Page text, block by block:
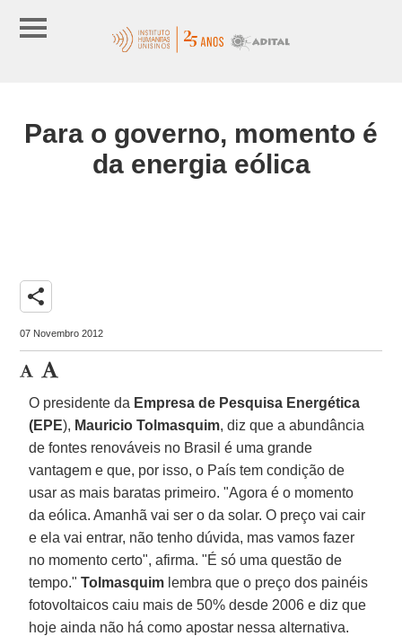
Para o governo, momento é
da energia eólica
share
07 Novembro 2012
O presidente da Empresa de Pesquisa Energética
(EPE), Mauricio Tolmasquim, diz que a abundância
de fontes renováveis no Brasil é uma grande
vantagem e que, por isso, o País tem condição de
usar as mais baratas primeiro. "Agora é o momento
da eólica. Amanhã vai ser o da solar. O preço vai cair
e ela vai entrar, não tenho dúvida, mas vamos fazer
no momento certo", afirma. "É só uma questão de
tempo."Tolmasquim lembra que o preço dos painéis
fotovoltaicos caiu mais de 50% desde 2006 e diz que
hoje ainda não há como apostar nessa alternativa.